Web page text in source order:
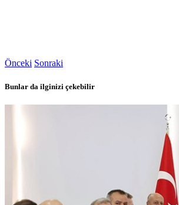
Önceki Sonraki
Bunlar da ilginizi çekebilir